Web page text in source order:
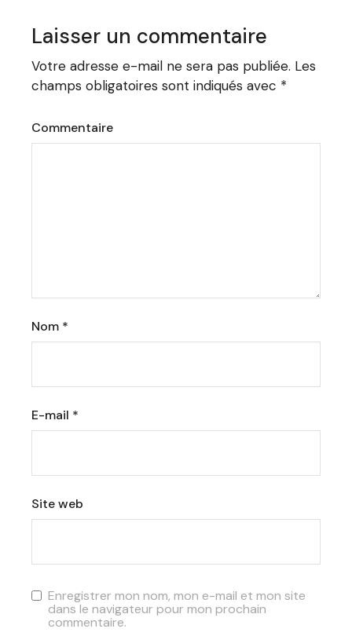
Laisser un commentaire
Votre adresse e-mail ne sera pas publiée. Les
champs obligatoires sont indiqués avec *
Commentaire
Nom *
E-mail *
Site web
Enregistrer mon nom, mon e-mail et mon site
dans le navigateur pour mon prochain
commentaire.